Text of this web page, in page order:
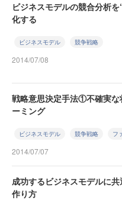
ビジネスモデルの競合分析
化する
ビジネスモデル 競争戦略
2014/07/08
戦略意思決定手法①不確実な
ーミング
ビジネスモデル 競争戦略 フ
2014/07/07
成功するビジネスモデルに
作り方